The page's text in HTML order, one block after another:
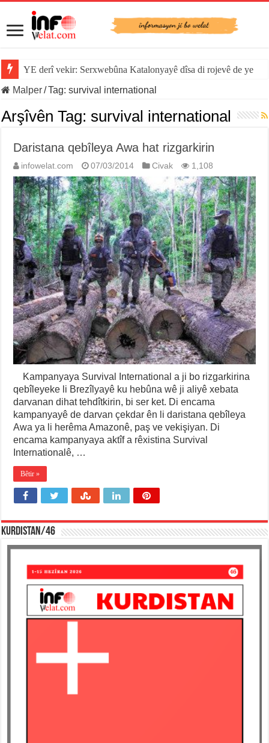
YE derî vekir: Serxwebûna Katalonyayê dîsa di rojevê de ye
Malper/Tag:survival international
Arşîvên Tag:survival international
Daristana qebîleya Awa hat rizgarkirin
infowelat.com 07/03/2014 Civak 1,108
Kampanyaya Survival International a ji bo rizgarkirina
qebîleyeke li Brezîlyayê ku hebûna wê ji aliyê xebata
darvanan dihat tehdîtkirin, bi ser ket. Di encama
kampanyayê de darvan çekdar ên li daristana qebîleya
Awa ya li herêma Amazonê, paş ve vekişiyan. Di
encama kampanyaya aktîf a rêxistina Survival
Internationalê, …
Bêtir »
KURDISTAN/46